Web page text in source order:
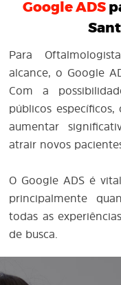
Google ADS
Para
alcance, o Google
Com a
públicos
aumentar
atrair novos
O Google ADS é
principalmente
todas as
de busca.